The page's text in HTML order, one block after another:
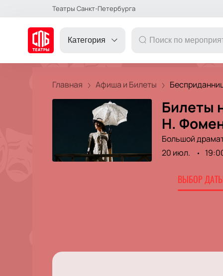
Театры Санкт-Петербурга
Категория
Главная Афиша и Билеты
Билеты
Н.
Большой
20 июл.
ВЫБОР